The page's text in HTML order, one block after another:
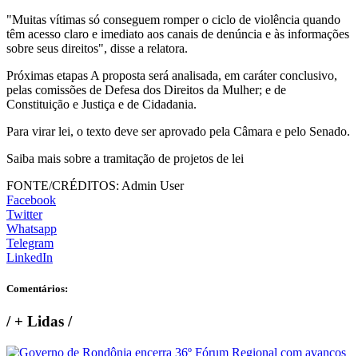
"Muitas vítimas só conseguem romper o ciclo de violência quando
têm acesso claro e imediato aos canais de denúncia e às informações
sobre seus direitos", disse a relatora.
Próximas etapas A proposta será analisada, em caráter conclusivo,
pelas comissões de Defesa dos Direitos da Mulher; e de
Constituição e Justiça e de Cidadania.
Para virar lei, o texto deve ser aprovado pela Câmara e pelo Senado.
Saiba mais sobre a tramitação de projetos de lei
FONTE/CRÉDITOS: Admin User
Facebook
Twitter
Whatsapp
Telegram
LinkedIn
Comentários:
/+ Lidas /